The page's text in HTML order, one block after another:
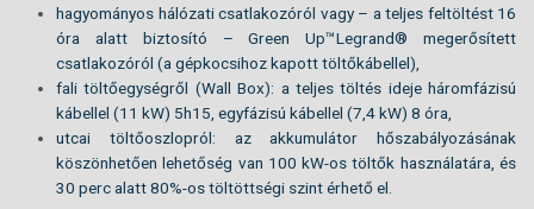
hagyományos hálózati csatlakozóról vagy – a teljes feltöltést 16
óra alatt biztosító – Green Up™Legrand® megerősített
csatlakozóról (a gépkocsihoz kapott töltőkábellel),
fali töltőegységről (Wall Box): a teljes töltés ideje háromfázisú
kábellel (11 kW) 5h15, egyfázisú kábellel (7,4 kW) 8 óra,
utcai töltőoszlopról: az akkumulátor hőszabályozásának
köszönhetően lehetőség van 100 kW-os töltők használatára, és
30 perc alatt 80%-os töltöttségi szint érhető el.